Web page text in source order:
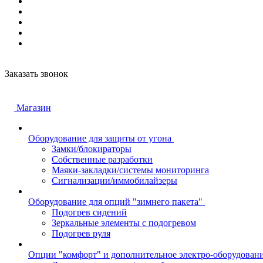
Заказать звонок
Магазин
Оборудование для защиты от угона
Замки/блокираторы
Собственные разработки
Маяки-закладки/системы мониторинга
Сигнализации/иммобилайзеры
Оборудование для опций "зимнего пакета"
Подогрев сидений
Зеркальные элементы с подогревом
Подогрев руля
Опции "комфорт" и дополнительное электро-